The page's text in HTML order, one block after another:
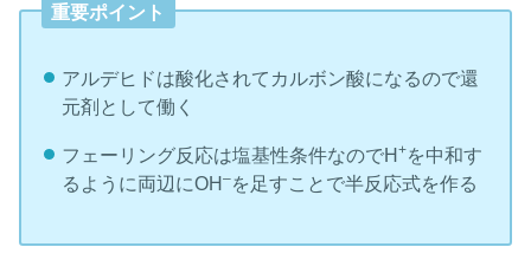
重要ポイント
アルデヒドは酸化されてカルボン酸になるので還
元剤として働く
フェーリング反応は塩基性条件なのでH+を中和す
るように両辺にOH–を足すことで半反応式を作る